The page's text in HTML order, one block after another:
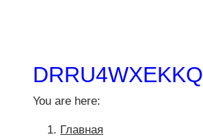
DRRU4WXEKKQ
You are here:
Главная